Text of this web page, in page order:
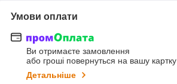
Умови оплати
Ви отримаєте замовлення
або гроші повернуться на вашу картку
Детальніше